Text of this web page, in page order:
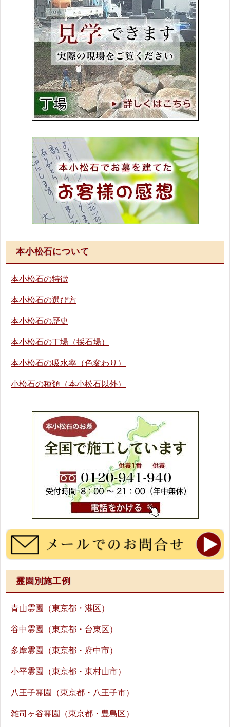
本小松石について
本小松石の特徴
本小松石の選び方
本小松石の歴史
本小松石の丁場（採石場）
本小松石の吸水率（色変わり）
小松石の種類（本小松石以外）
霊園別施工例
青山霊園（東京都・港区）
谷中霊園（東京都・台東区）
多摩霊園（東京都・府中市）
小平霊園（東京都・東村山市）
八王子霊園（東京都・八王子市）
雑司ヶ谷霊園（東京都・豊島区）